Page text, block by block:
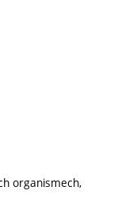
organismech,